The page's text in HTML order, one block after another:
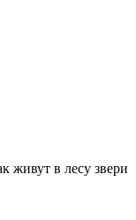
живут в лесу звери